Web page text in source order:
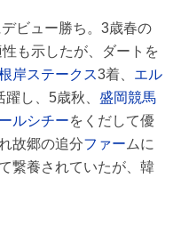
ビュー勝ち。3歳春の
も示したが、ダートを
岸ステークス3着、 エル
し、5歳秋、 盛岡競馬
ルシチーをくだして優
故郷の追分ファー ムに
繋養されていたが、韓